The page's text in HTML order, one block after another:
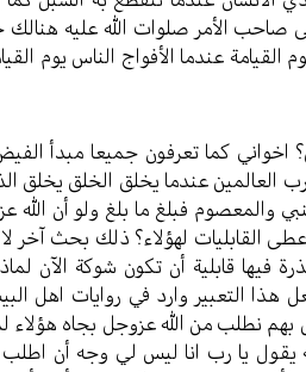
صاحب الأمر صلوات الله عليه هنالك
عندما الأفواج الناس يوم
اخواني كما تعرفون جميعا مبدأ
العالمين عندما يخلق الخلق يخلق
والمعصوم فبلغ ما بلغ ولو أن
القابليات لهؤلاء؟ ذلك بحث آخر
فيها قابلية أن تكون شوكة الآن
التعبير وارد في روايات اهل
نطلب من الله عزوجل بجاه هؤلاء
يقول يا رب انا ليس لي وجه أن